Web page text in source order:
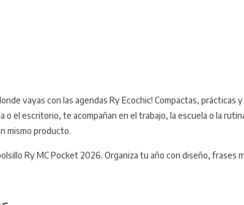
vayas con las agendas Ry Ecochic! Compactas,
o el escritorio, te acompañan en el trabajo, la escuela o la
mismo producto.
Ry MC Pocket 2026. Organiza tu año con diseño, frases